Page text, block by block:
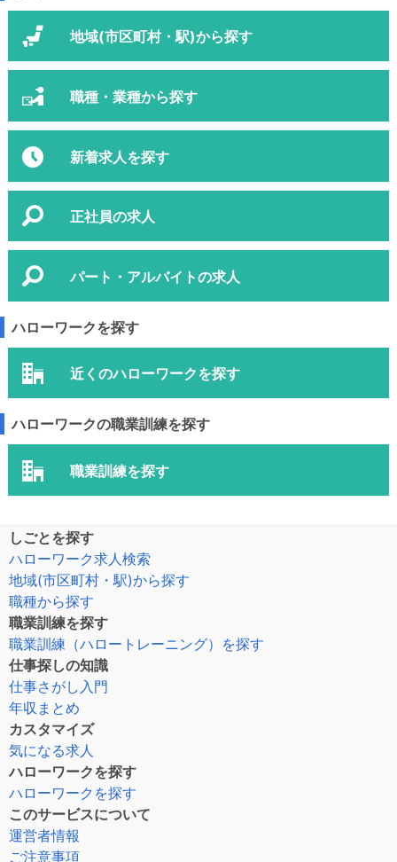
地域(市区町村・駅)から探す
職種・業種から探す
新着求人を探す
正社員の求人
パート・アルバイトの求人
ハローワークを探す
近くのハローワークを探す
ハローワークの職業訓練を探す
職業訓練を探す
しごとを探す
ハローワーク求人検索
地域(市区町村・駅)から探す
職種から探す
職業訓練を探す
職業訓練（ハロートレーニング）を探す
仕事探しの知識
仕事さがし入門
年収まとめ
カスタマイズ
気になる求人
ハローワークを探す
ハローワークを探す
このサービスについて
運営者情報
ご注意事項